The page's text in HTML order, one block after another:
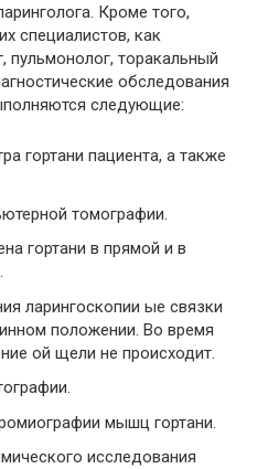
Кроме того,
специалистов, как
пульмонолог, торакальный
обследования
следующие:
гортани пациента, а также
томографии.
гортани в прямой и в
ларингоскопии ые связки
положении. Во время
ой щели не происходит.
мышц гортани.
исследования